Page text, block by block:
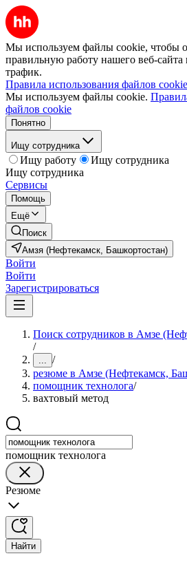
Мы используем файлы cookie, чтобы
правильную работу нашего веб-сайта
трафик.
Правила использования файлов cookie
Мы используем файлы cookie.
файлов cookie
Понятно
Ищу сотрудника
Ищу работу
Ищу сотрудника
Ищу сотрудника
Сервисы
Помощь
Ещё
Поиск
Амзя (Нефтекамск, Башкортостан)
Войти
Войти
Зарегистрироваться
Поиск сотрудников в Амзе
/
... /
резюме в Амзе (Нефтекамск,
помощник технолога/
вахтовый метод
помощник технолога
Резюме
Найти